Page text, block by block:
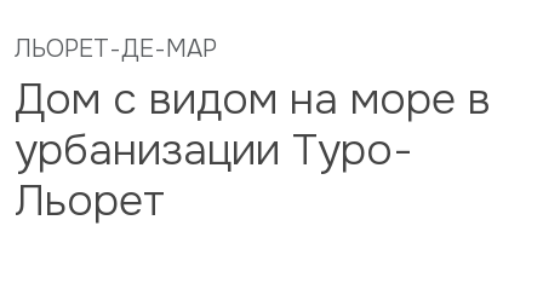
ЛЬОРЕТ-ДЕ-МАР
Дом с видом на море в
урбанизации Туро-
Льорет